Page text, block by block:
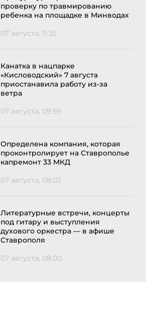
проверку по травмированию
ребенка на площадке в Минводах
07 августа, 11:35
Канатка в нацпарке
«Кисловодский» 7 августа
приостанавила работу из-за
ветра
07 августа, 09:59
Определена компания, которая
проконтролирует на Ставрополье
капремонт 33 МКД
07 августа, 08:02
Литературные встречи, концерты
под гитару и выступления
духового оркестра — в афише
Ставрополя
07 августа, 08:00